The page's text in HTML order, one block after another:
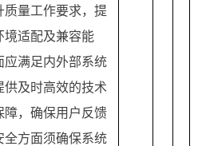
质量工作要求，提
境适配及兼容能
应满足内外部系统
供及时高效的技术
障，确保用户反馈
全方面须确保系统